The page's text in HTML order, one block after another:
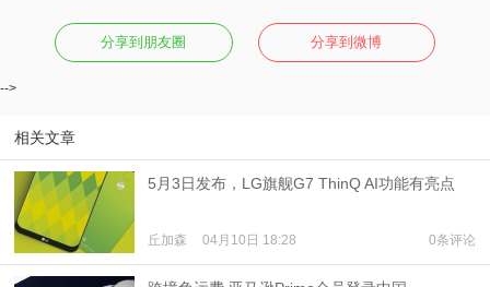
分享到朋友圈 分享到微博
-->
相关文章
5月3日发布，LG旗舰G7 ThinQ AI功能有亮点
丘加森 04月10日 18:28 0条评论